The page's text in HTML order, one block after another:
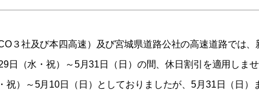
３社及び本四高速）及び宮城県道路公社の高速道路では
日（水・祝）～5月31日（日）の間、休日割引を適用しませ
）～5月10日（日）としておりましたが、5月31日（日）